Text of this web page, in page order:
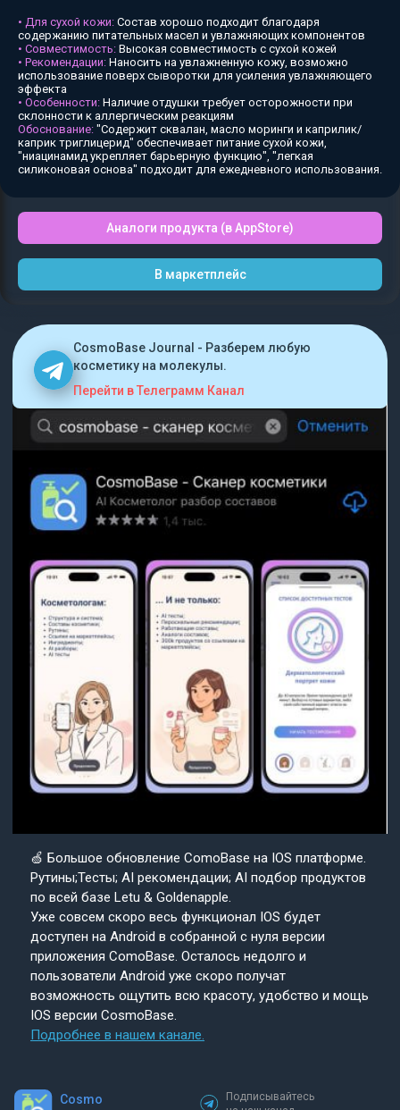
• Для сухой кожи: Состав хорошо подходит благодаря
содержанию питательных масел и увлажняющих компонентов
• Совместимость: Высокая совместимость с сухой кожей
• Рекомендации: Наносить на увлажненную кожу, возможно
использование поверх сыворотки для усиления увлажняющего
эффекта
• Особенности: Наличие отдушки требует осторожности при
склонности к аллергическим реакциям
Обоснование: "Содержит сквалан, масло моринги и каприлик/
каприк триглицерид" обеспечивает питание сухой кожи,
"ниацинамид укрепляет барьерную функцию", "легкая
силиконовая основа" подходит для ежедневного использования.
Аналоги продукта (в AppStore)
В маркетплейс
CosmoBase Journal - Разберем любую
косметику на молекулы.
Перейти в Телеграмм Канал
🍏 Большое обновление ComoBase на IOS платформе.
Рутины;Тесты; AI рекомендации; AI подбор продуктов
по всей базе Letu & Goldenapple.
Уже совсем скоро весь функционал IOS будет
доступен на Android в собранной с нуля версии
приложения ComoBase. Осталось недолго и
пользователи Android уже скоро получат
возможность ощутить всю красоту, удобство и мощь
IOS версии CosmoBase.
Подробнее в нашем канале.
Cosmo
Подписывайтесь